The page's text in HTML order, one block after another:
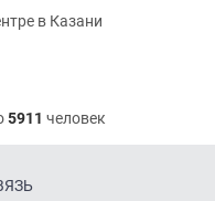
в Казани
5911 человек